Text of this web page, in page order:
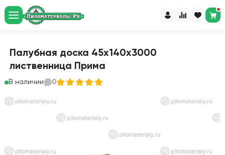
Палубная доска 45х140х3000
лиственница Прима
В наличии 0